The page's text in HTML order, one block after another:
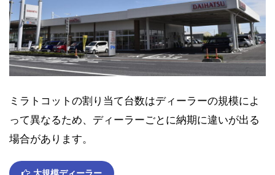
ミラトコットの割り当て台数はディーラーの規模によ
って異なるため、ディーラーごとに納期に違いが出る
場合があります。